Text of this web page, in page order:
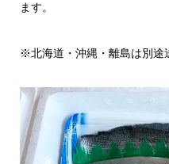
ます。
※北海道・沖縄・離島は別途